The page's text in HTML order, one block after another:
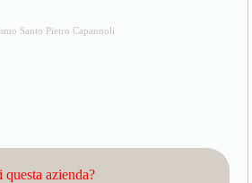
Santo Pietro Capannoli
azienda?